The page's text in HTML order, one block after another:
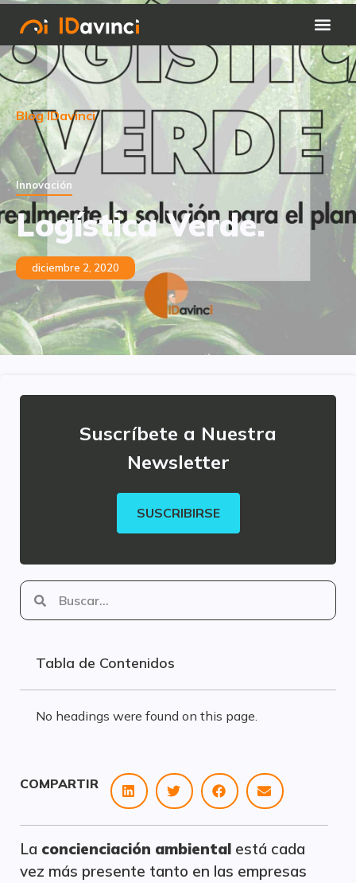
Blog IDavinci
Innovación
Logística Verde.
diciembre 2, 2020
COMPARTIR
La concienciación ambiental está cada
vez más presente tanto en las empresas
Suscríbete a Nuestra
Newsletter
SUSCRIBIRSE
Tabla de Contenidos
No headings were found on this page.